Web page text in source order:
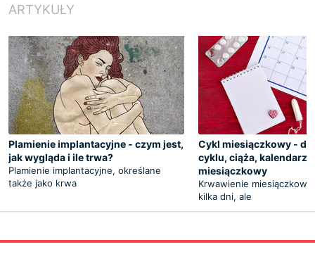
ARTYKUŁY
Plamienie implantacyjne - czym jest,
jak wygląda i ile trwa?
Plamienie implantacyjne, określane
także jako krwa
Cykl miesiączkowy -
cyklu, ciąża,
miesiączkowy
Krwawienie
kilka dni, ale